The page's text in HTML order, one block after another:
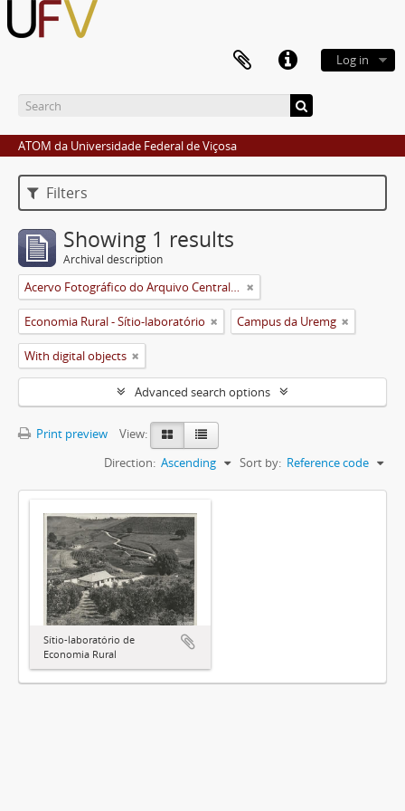
Log in
ATOM da Universidade Federal de Viçosa
Filters
Showing 1 results
Archival description
Acervo Fotográfico do Arquivo Central Histórico da UFV
Economia Rural - Sítio-laboratório Campus da Uremg
With digital objects
Advanced search options
Print preview
View:
Sort by: Reference code
Direction: Ascending
Sítio-laboratório de
Economia Rural